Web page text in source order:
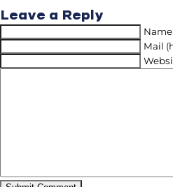
Leave a Reply
Mail